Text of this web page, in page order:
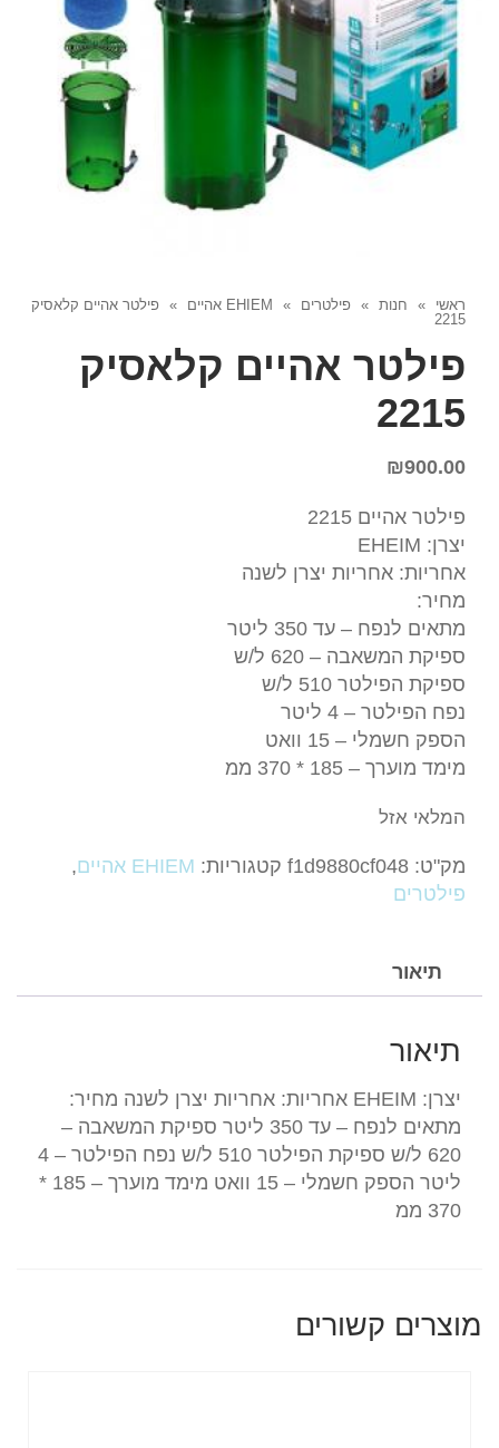
ראשי » חנות » פילטרים » EHIEM אהיים » פילטר אהיים קלאסיק
2215
פילטר אהיים קלאסיק
2215
₪900.00
פילטר אהיים 2215
יצרן: EHEIM
אחריות: אחריות יצרן לשנה
מחיר:
מתאים לנפח – עד 350 ליטר
ספיקת המשאבה – 620 ל/ש
ספיקת הפילטר 510 ל/ש
נפח הפילטר – 4 ליטר
הספק חשמלי – 15 וואט
מימד מוערך – 185 * 370 ממ
המלאי אזל
מק"ט: f1d9880cf048 קטגוריות: EHIEM אהיים
,
פילטרים
תיאור
תיאור
יצרן: EHEIM אחריות: אחריות יצרן לשנה מחיר:
מתאים לנפח – עד 350 ליטר ספיקת המשאבה –
620 ל/ש ספיקת הפילטר 510 ל/ש נפח הפילטר – 4
ליטר הספק חשמלי – 15 וואט מימד מוערך – 185 *
370 ממ
מוצרים קשורים